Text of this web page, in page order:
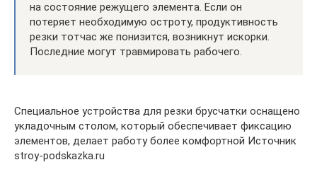
на состояние режущего элемента. Если он
потеряет необходимую остроту, продуктивность
резки тотчас же понизится, возникнут искорки.
Последние могут травмировать рабочего.
Специальное устройства для резки брусчатки оснащено
укладочным столом, который обеспечивает фиксацию
элементов, делает работу более комфортной Источник
stroy-podskazka.ru